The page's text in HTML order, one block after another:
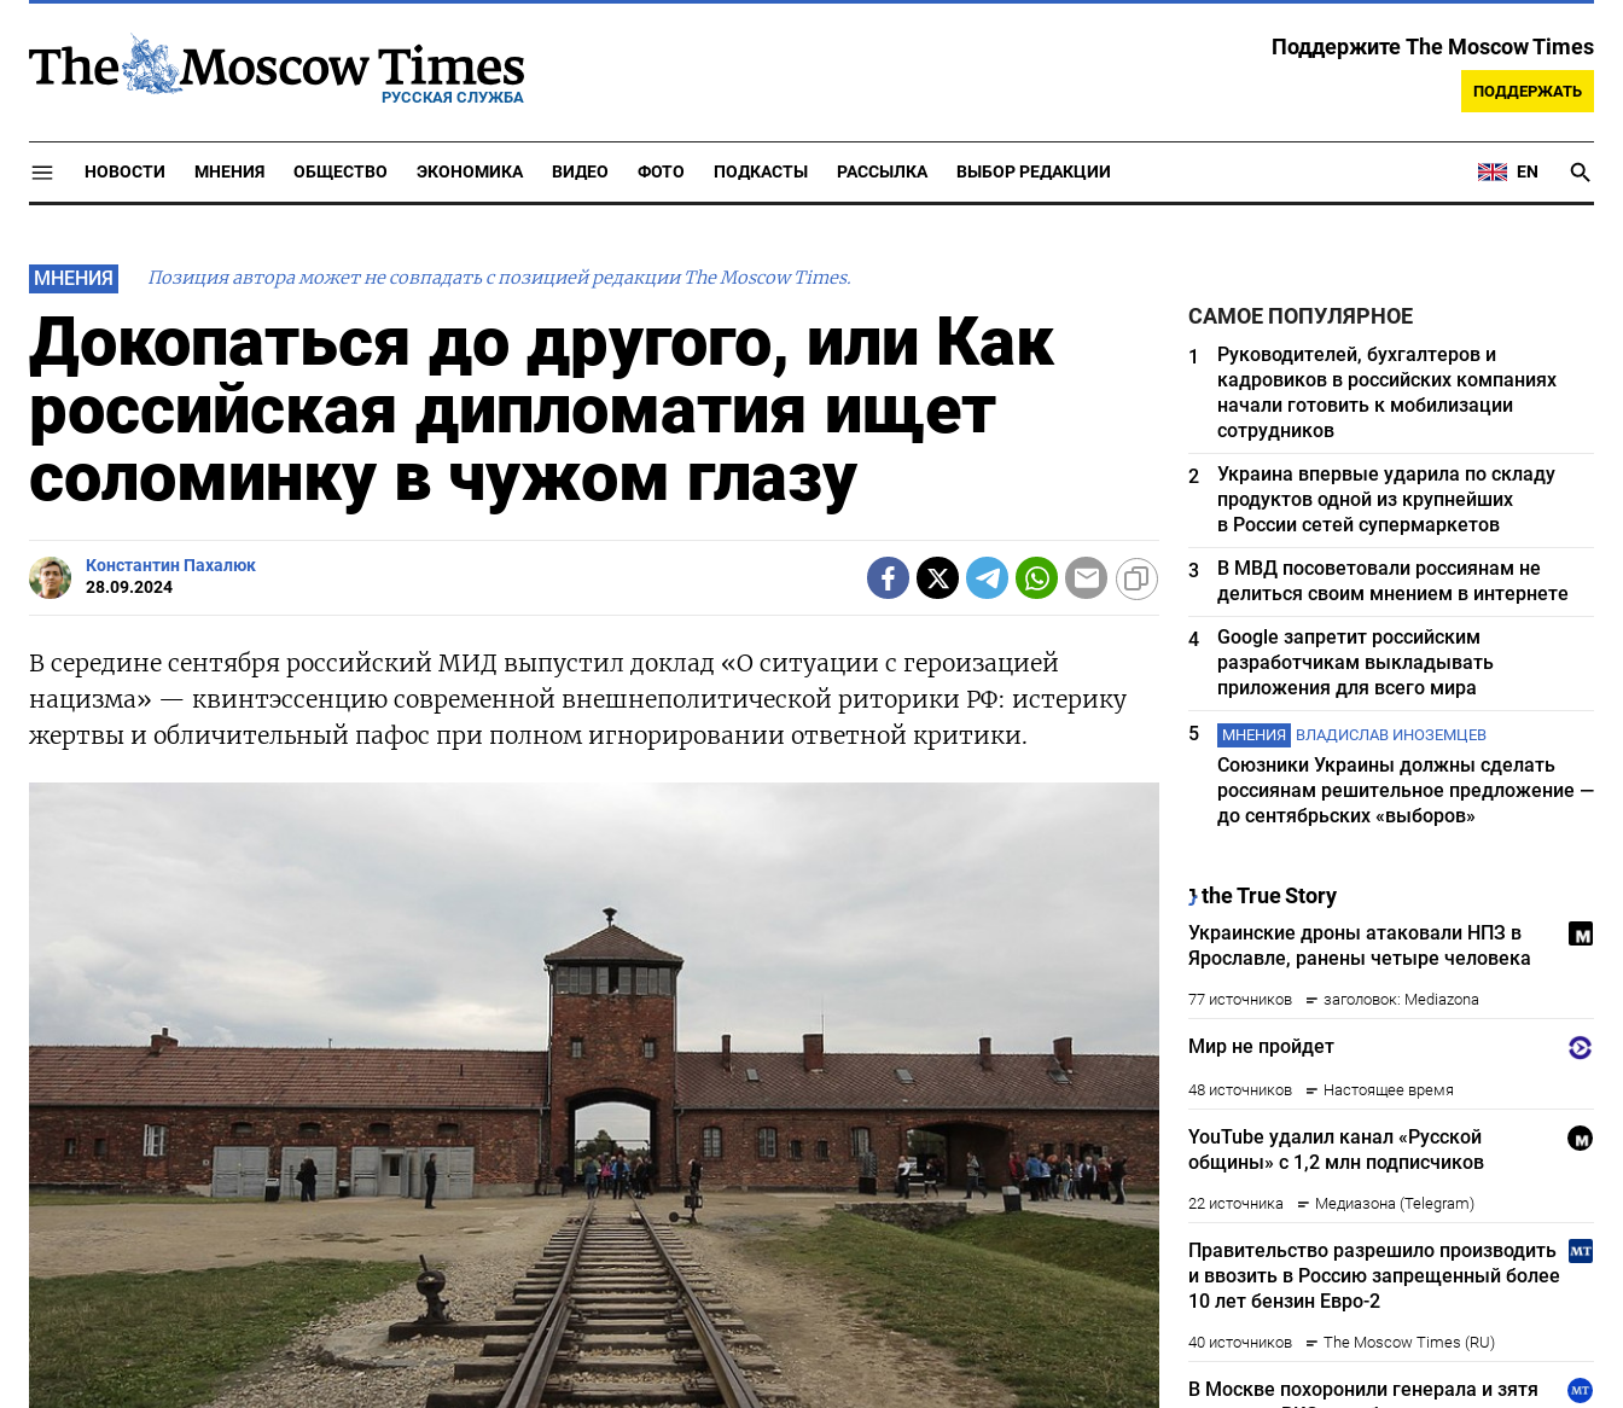
РУССКАЯ СЛУЖБА
Поддержите The Moscow Times
ПОДДЕРЖАТЬ
НОВОСТИ МНЕНИЯ ОБЩЕСТВО ЭКОНОМИКА ВИДЕО ФОТО ПОДКАСТЫ РАССЫЛКА ВЫБОР РЕДАКЦИИ EN
МНЕНИЯ Позиция автора может не совпадать с позицией редакции The Moscow Times.
Докопаться до другого, или Как
российская дипломатия ищет
соломинку в чужом глазу
Константин Пахалюк
28.09.2024
В середине сентября российский МИД выпустил доклад «О ситуации с героизацией
нацизма» — квинтэссенцию современной внешнеполитической риторики РФ: истерику
жертвы и обличительный пафос при полном игнорировании ответной критики.
САМОЕ ПОПУЛЯРНОЕ
1
Руководителей, бухгалтеров и
кадровиков в российских компаниях
начали готовить к мобилизации
сотрудников
2
Украина впервые ударила по складу
продуктов одной из крупнейших
в России сетей супермаркетов
3
В МВД посоветовали россиянам не
делиться своим мнением в интернете
4
Google запретит российским
разработчикам выкладывать
приложения для всего мира
5
МНЕНИЯ ВЛАДИСЛАВ ИНОЗЕМЦЕВ
Союзники Украины должны сделать
россиянам решительное предложение —
до сентябрьских «выборов»